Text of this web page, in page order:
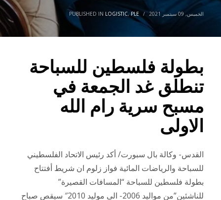
الخميس, 09 سبتمبر 2021 /
PUBLISHED IN LOGISTIC, PLE
بطولة فلسطين للسباحة
تنطلق غد الجمعة في
مسبح سرية رام الله
الاولى
القدس- وكالة بال سبورت/ أكد رئيس الاتحاد الفلسطيني
للسباحة والرياضات المائية فواز زلوم ان شريط أفتتاح
بطولة فلسطين للسباحة “المسافات القصيرة”
للناشئين”من مواليد 2006- الى موليد 2010″ سيقص صباح